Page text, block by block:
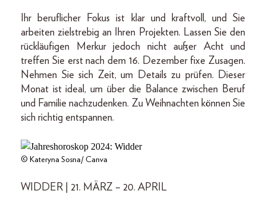
Ihr beruflicher Fokus ist klar und kraftvoll, und Sie
arbeiten zielstrebig an Ihren Projekten. Lassen Sie den
rückläufigen Merkur jedoch nicht außer Acht und
treffen Sie erst nach dem 16. Dezember fixe Zusagen.
Nehmen Sie sich Zeit, um Details zu prüfen. Dieser
Monat ist ideal, um über die Balance zwischen Beruf
und Familie nachzudenken. Zu Weihnachten können Sie
sich richtig entspannen.
© Kateryna Sosna/ Canva
WIDDER | 21. MÄRZ – 20. APRIL